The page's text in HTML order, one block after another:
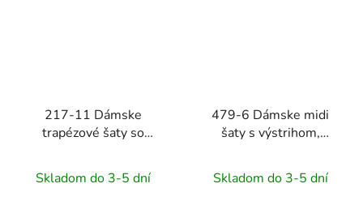
217-11 Dámske
trapézové šaty so
rukávoch NEVA - svetlo
modré
Skladom do 3-5 dní
479-6 Dámske midi
šaty s výstrihom,
NINA - svetlomodré
Skladom do 3-5 dní